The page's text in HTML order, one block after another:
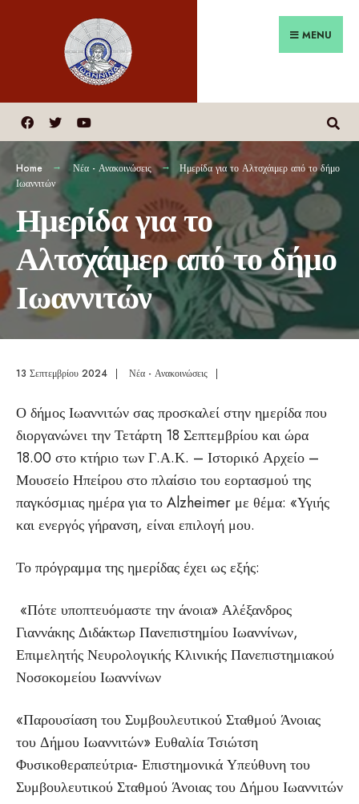
MENU
Home Νέα - Ανακοινώσεις
Ημερίδα για το Αλτσχάιμερ από το δήμο
Ιωαννιτών
Ημερίδα για το
Αλτσχάιμερ από το δήμο
Ιωαννιτών
13 Σεπτεμβρίου 2024 | Νέα - Ανακοινώσεις |
Ο δήμος Ιωαννιτών σας προσκαλεί στην ημερίδα που
διοργανώνει την Τετάρτη 18 Σεπτεμβρίου και ώρα
18.00 στο κτήριο των Γ.Α.Κ. – Ιστορικό Αρχείο –
Μουσείο Ηπείρου στο πλαίσιο του εορτασμού της
παγκόσμιας ημέρα για το Alzheimer με θέμα: «Υγιής
και ενεργός γήρανση, είναι επιλογή μου.
Το πρόγραμμα της ημερίδας έχει ως εξής:
«Πότε υποπτευόμαστε την άνοια» Αλέξανδρος
Γιαννάκης Διδάκτωρ Πανεπιστημίου Ιωαννίνων,
Επιμελητής Νευρολογικής Κλινικής Πανεπιστημιακού
Νοσοκομείου Ιωαννίνων
«Παρουσίαση του Συμβουλευτικού Σταθμού Άνοιας
του Δήμου Ιωαννιτών» Ευθαλία Τσιώτση
Φυσικοθεραπεύτρια- Επιστημονικά Υπεύθυνη του
Συμβουλευτικού Σταθμού Άνοιας του Δήμου Ιωαννιτών